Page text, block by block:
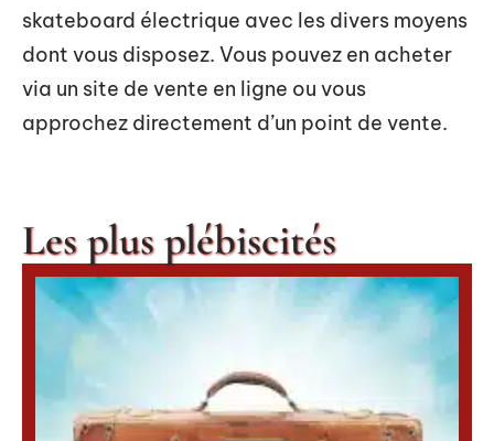
skateboard électrique avec les divers moyens
dont vous disposez. Vous pouvez en acheter
via un site de vente en ligne ou vous
approchez directement d’un point de vente.
Les plus plébiscités